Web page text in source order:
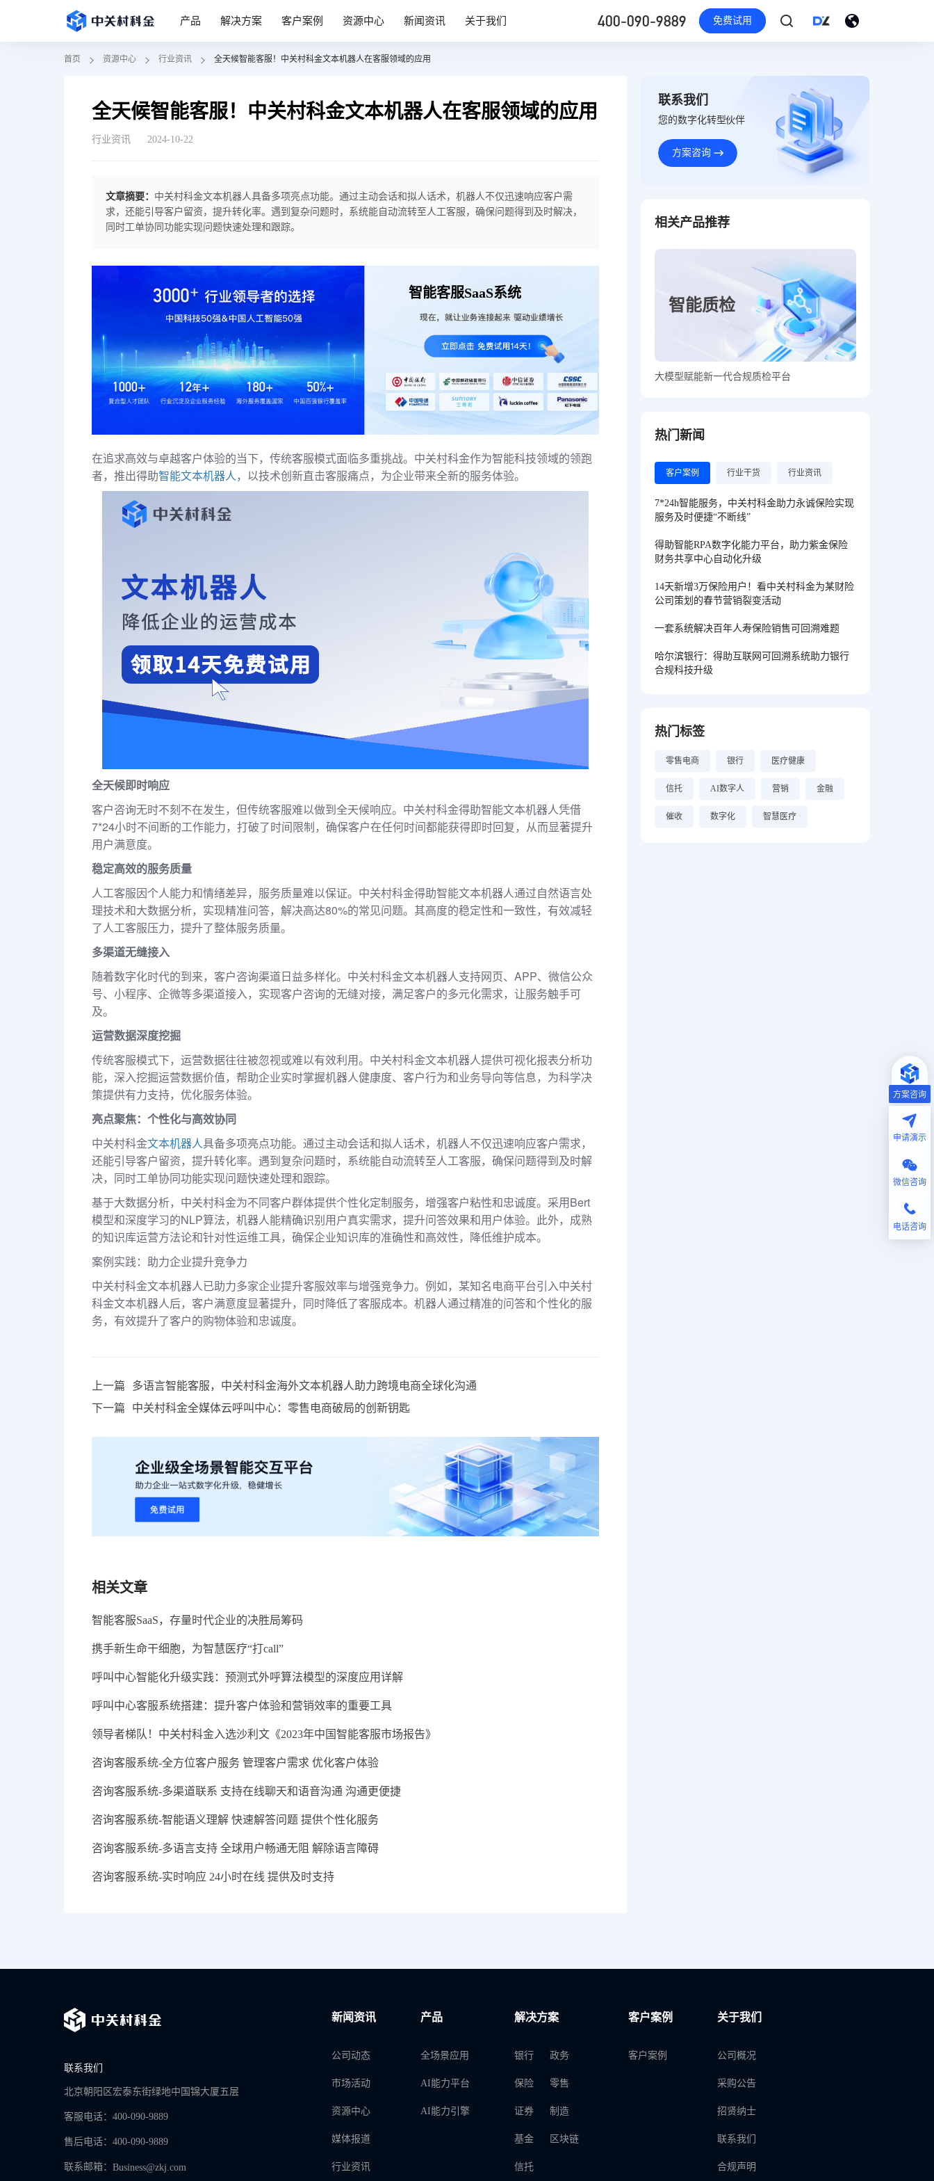
产品 解决方案 客户案例 资源中心 新闻资讯 关于我们 400-090-9889 免费试用
首页 资源中心 行业资讯 全天候智能客服！中关村科金文本机器人在客服领域的应用
全天候智能客服！中关村科金文本机器人在客服领域的应用
行业资讯 2024-10-22
文章摘要： 中关村科金文本机器人​具备多项亮点功能。通过主动会话和拟人话术，机器人不仅迅速响应客户需
求，还能引导客户留资，提升转化率。遇到复杂问题时，系统能自动流转至人工客服，确保问题得到及时解决，
同时工单协同功能实现问题快速处理和跟踪。
智能客服SaaS系统
在追求高效与卓越客户体验的当下，传统客服模式面临多重挑战。中关村科金作为智能科技领域的领跑
者，推出得助智能文本机器人，以技术创新直击客服痛点，为企业带来全新的服务体验。
全天候即时响应
客户咨询无时不刻不在发生，但传统客服难以做到全天候响应。中关村科金得助智能文本机器人凭借
7*24小时不间断的工作能力，打破了时间限制，确保客户在任何时间都能获得即时回复，从而显著提升
用户满意度。
稳定高效的服务质量
人工客服因个人能力和情绪差异，服务质量难以保证。中关村科金得助智能文本机器人通过自然语言处
理技术和大数据分析，实现精准问答，解决高达80%的常见问题。其高度的稳定性和一致性，有效减轻
了人工客服压力，提升了整体服务质量。
多渠道无缝接入
随着数字化时代的到来，客户咨询渠道日益多样化。中关村科金文本机器人支持网页、APP、微信公众
号、小程序、企微等多渠道接入，实现客户咨询的无缝对接，满足客户的多元化需求，让服务触手可
及。
运营数据深度挖掘
传统客服模式下，运营数据往往被忽视或难以有效利用。中关村科金文本机器人提供可视化报表分析功
能，深入挖掘运营数据价值，帮助企业实时掌握机器人健康度、客户行为和业务导向等信息，为科学决
策提供有力支持，优化服务体验。
亮点聚焦：个性化与高效协同
中关村科金文本机器人具备多项亮点功能。通过主动会话和拟人话术，机器人不仅迅速响应客户需求，
还能引导客户留资，提升转化率。遇到复杂问题时，系统能自动流转至人工客服，确保问题得到及时解
决，同时工单协同功能实现问题快速处理和跟踪。
基于大数据分析，中关村科金为不同客户群体提供个性化定制服务，增强客户粘性和忠诚度。采用Bert
模型和深度学习的NLP算法，机器人能精确识别用户真实需求，提升问答效果和用户体验。此外，成熟
的知识库运营方法论和针对性运维工具，确保企业知识库的准确性和高效性，降低维护成本。
案例实践：助力企业提升竞争力
中关村科金文本机器人已助力多家企业提升客服效率与增强竞争力。例如，某知名电商平台引入中关村
科金文本机器人后，客户满意度显著提升，同时降低了客服成本。机器人通过精准的问答和个性化的服
务，有效提升了客户的购物体验和忠诚度。
上一篇
多语言智能客服，中关村科金海外文本机器人助力跨境电商全球化沟通
下一篇
中关村科金全媒体云呼叫中心：零售电商破局的创新钥匙
相关文章
智能客服SaaS，存量时代企业的决胜局筹码
携手新生命干细胞，为智慧医疗“打call”
呼叫中心智能化升级实践：预测式外呼算法模型的深度应用详解
呼叫中心客服系统搭建：提升客户体验和营销效率的重要工具
领导者梯队！中关村科金入选沙利文《2023年中国智能客服市场报告》
咨询客服系统-全方位客户服务 管理客户需求 优化客户体验
咨询客服系统-多渠道联系 支持在线聊天和语音沟通 沟通更便捷
咨询客服系统-智能语义理解 快速解答问题 提供个性化服务
咨询客服系统-多语言支持 全球用户畅通无阻 解除语言障碍
咨询客服系统-实时响应 24小时在线 提供及时支持
联系我们
您的数字化转型伙伴
方案咨询
相关产品推荐
智能质检
大模型赋能新一代合规质检平台
热门新闻
客户案例 行业干货 行业资讯
7*24h智能服务，中关村科金助力永诚保险实现
服务及时便捷“不断线”
得助智能RPA数字化能力平台，助力紫金保险
财务共享中心自动化升级
14天新增3万保险用户！看中关村科金为某财险
公司策划的春节营销裂变活动
一套系统解决百年人寿保险销售可回溯难题
哈尔滨银行：得助互联网可回溯系统助力银行
合规科技升级
热门标签
零售电商 银行 医疗健康
信托 AI数字人 营销 金融
催收 数字化 智慧医疗
联系我们
北京朝阳区宏泰东街绿地中国锦大厦五层
客服电话：400-090-9889
售后电话：400-090-9889
联系邮箱： Business@zkj.com
新闻资讯
公司动态
市场活动
资源中心
媒体报道
行业资讯
产品
全场景应用
AI能力平台
AI能力引擎
解决方案
银行
保险
证券
基金
信托
政务
零售
制造
区块链
客户案例
客户案例
关于我们
公司概况
采购公告
招贤纳士
联系我们
合规声明
方案咨询
申请演示
微信咨询
电话咨询